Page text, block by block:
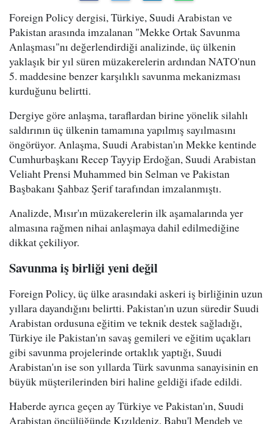
Foreign Policy dergisi, Türkiye, Suudi Arabistan ve
Pakistan arasında imzalanan "Mekke Ortak Savunma
Anlaşması"nı değerlendirdiği analizinde, üç ülkenin
yaklaşık bir yıl süren müzakerelerin ardından NATO'nun
5. maddesine benzer karşılıklı savunma mekanizması
kurduğunu belirtti.
Dergiye göre anlaşma, taraflardan birine yönelik silahlı
saldırının üç ülkenin tamamına yapılmış sayılmasını
öngörüyor. Anlaşma, Suudi Arabistan'ın Mekke kentinde
Cumhurbaşkanı Recep Tayyip Erdoğan, Suudi Arabistan
Veliaht Prensi Muhammed bin Selman ve Pakistan
Başbakanı Şahbaz Şerif tarafından imzalanmıştı.
Analizde, Mısır'ın müzakerelerin ilk aşamalarında yer
almasına rağmen nihai anlaşmaya dahil edilmediğine
dikkat çekiliyor.
Savunma iş birliği yeni değil
Foreign Policy, üç ülke arasındaki askeri iş birliğinin uzun
yıllara dayandığını belirtti. Pakistan'ın uzun süredir Suudi
Arabistan ordusuna eğitim ve teknik destek sağladığı,
Türkiye ile Pakistan'ın savaş gemileri ve eğitim uçakları
gibi savunma projelerinde ortaklık yaptığı, Suudi
Arabistan'ın ise son yıllarda Türk savunma sanayisinin en
büyük müşterilerinden biri haline geldiği ifade edildi.
Haberde ayrıca geçen ay Türkiye ve Pakistan'ın, Suudi
Arabistan öncülüğünde Kızıldeniz, Babu'l Mendeb ve